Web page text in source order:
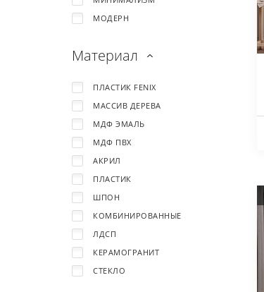
МОДЕРН
Материал
ПЛАСТИК FENIX
МАССИВ ДЕРЕВА
МДФ ЭМАЛЬ
МДФ ПВХ
АКРИЛ
ПЛАСТИК
ШПОН
КОМБИНИРОВАННЫЕ
ЛДСП
КЕРАМОГРАНИТ
СТЕКЛО